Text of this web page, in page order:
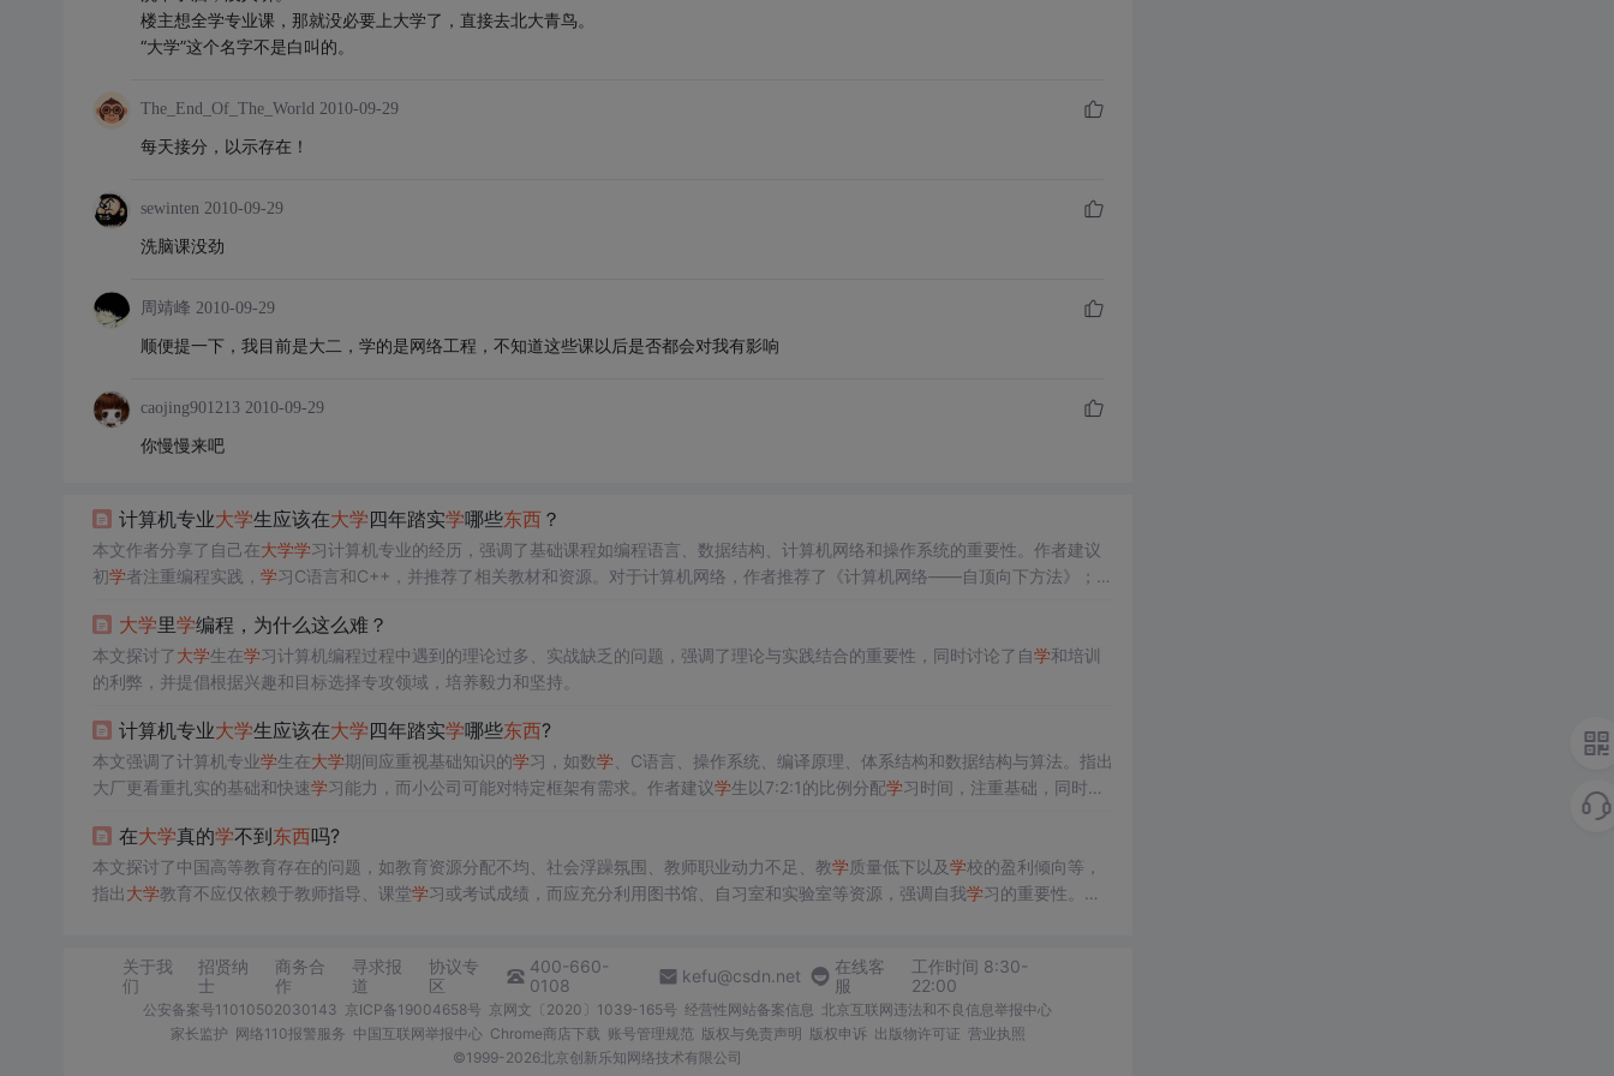
楼主想全学专业课，那就没必要上大学了，直接去北大青鸟。
“大学”这个名字不是白叫的。
The_End_Of_The_World 2010-09-29
每天接分，以示存在！
sewinten 2010-09-29
洗脑课没劲
周靖峰 2010-09-29
顺便提一下，我目前是大二，学的是网络工程，不知道这些课以后是否都会对我有影响
caojing901213 2010-09-29
你慢慢来吧
计算机专业大学生应该在大学四年踏实学哪些东西？
本文作者分享了自己在大学学习计算机专业的经历，强调了基础课程如编程语言、数据结构、计算机网络和操作系统的重要性。作者建议
初学者注重编程实践， 学习C语言和C++，并推荐了相关教材和资源。对于计算机网络，作者推荐了《计算机网络——自顶向下方法》；对
业课程。作者认为，这些课程是程序员成长的基石，对技术的深入理解和职业发展至关重要。
大学里学编程，为什么这么难？
本文探讨了大学生在学习计算机编程过程中遇到的理论过多、实战缺乏的问题，强调了理论与实践结合的重要性，同时讨论了自学和培训
的利弊，并提倡根据兴趣和目标选择专攻领域，培养毅力和坚持。
计算机专业大学生应该在大学四年踏实学哪些东西?
本文强调了计算机专业学生在大学期间应重视基础知识的学习，如数学 、C语言、操作系统、编译原理、体系结构和数据结构与算法。指出
大厂更看重扎实的基础和快速学习能力，而小公司可能对特定框架有需求。作者建议学生以7:2:1的比例分配学习时间，注重基础，同时提
在大学真的学不到东西吗?
本文探讨了中国高等教育存在的问题，如教育资源分配不均、社会浮躁氛围、教师职业动力不足、教学质量低下以及学校的盈利倾向等，
指出大学教育不应仅依赖于教师指导、课堂学习或考试成绩，而应充分利用图书馆、自习室和实验室等资源，强调自我学习的重要性。文
关于我
们
招贤纳
士
商务合
作
寻求报
道
协议专
区
400-660-
0108
kefu@csdn.net
在线客
服
工作时间 8:30-
22:00
公安备案号11010502030143 京ICP备19004658号 京网文〔2020〕1039-165号 经营性网站备案信息 北京互联网违法和不良信息举报中心
家长监护 网络110报警服务 中国互联网举报中心 Chrome商店下载 账号管理规范 版权与免责声明 版权申诉 出版物许可证 营业执照
©1999-2026北京创新乐知网络技术有限公司